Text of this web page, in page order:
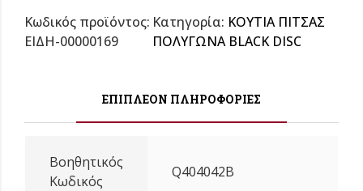
Κωδικός προϊόντος:
ΕΙΔΗ-00000169
Κατηγορία: KOYTIA ΠΙΤΣΑΣ
ΠΟΛΥΓΩΝΑ BLACK DISC
ΕΠΙΠΛΈΟΝ ΠΛΗΡΟΦΟΡΊΕΣ
Βοηθητικός
Κωδικός
Q404042B